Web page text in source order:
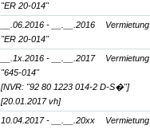
"ER 20-014"
__.06.2016 - __.__.2016
"ER 20-014"
__.1x.2016 - __.__.2017
"645-014"
[NVR: "92 80 1223 014-2 D-S�"]
[20.01.2017 vh]
10.04.2017 - __.__.20xx